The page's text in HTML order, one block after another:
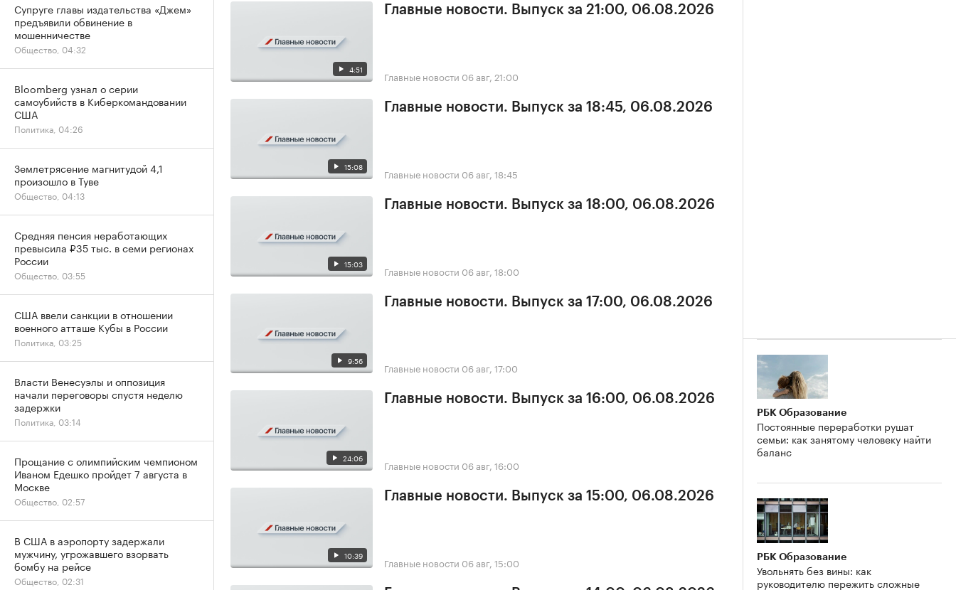
4:51
Главные новости. Выпуск за 21:00, 06.08.2026
Главные новости 06 авг, 21:00
15:08
Главные новости. Выпуск за 18:45, 06.08.2026
Главные новости 06 авг, 18:45
15:03
Главные новости. Выпуск за 18:00, 06.08.2026
Главные новости 06 авг, 18:00
9:56
Главные новости. Выпуск за 17:00, 06.08.2026
Главные новости 06 авг, 17:00
24:06
Главные новости. Выпуск за 16:00, 06.08.2026
Главные новости 06 авг, 16:00
10:39
Главные новости. Выпуск за 15:00, 06.08.2026
Главные новости 06 авг, 15:00
РБК Образование
Постоянные переработки рушат
семьи: как занятому человеку найти
баланс
РБК Образование
Увольнять без вины: как
руководителю пережить сложные
Супруге главы издательства «Джем»
предъявили обвинение в
мошенничестве
Общество, 04:32
Bloomberg узнал о серии
самоубийств в Киберкомандовании
США
Политика, 04:26
Землетрясение магнитудой 4,1
произошло в Туве
Общество, 04:13
Средняя пенсия неработающих
превысила ₽35 тыс. в семи регионах
России
Общество, 03:55
США ввели санкции в отношении
военного атташе Кубы в России
Политика, 03:25
Власти Венесуэлы и оппозиция
начали переговоры спустя неделю
задержки
Политика, 03:14
Прощание с олимпийским чемпионом
Иваном Едешко пройдет 7 августа в
Москве
Общество, 02:57
В США в аэропорту задержали
мужчину, угрожавшего взорвать
бомбу на рейсе
Общество, 02:31